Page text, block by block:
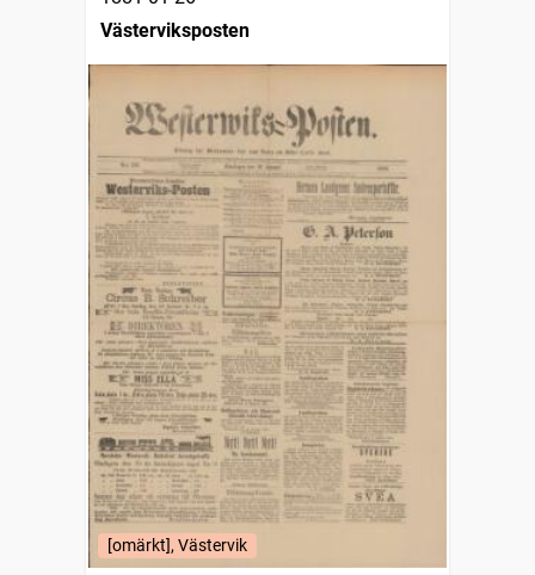
Västerviksposten
[omärkt], Västervik